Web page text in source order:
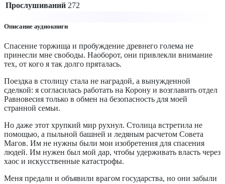
Прослушиваний 272
Описание аудиокниги
Спасение торжища и пробуждение древнего голема не
принесли мне свободы. Наоборот, они привлекли внимание
тех, от кого я так долго пряталась.
Поездка в столицу стала не наградой, а вынужденной
сделкой: я согласилась работать на Корону и возглавить отдел
Равновесия только в обмен на безопасность для моей
странной семьи.
Но даже этот хрупкий мир рухнул. Столица встретила не
помощью, а пыльной башней и ледяным расчетом Совета
Магов. Им не нужны были мои изобретения для спасения
людей. Им нужен был мой дар, чтобы удерживать власть через
хаос и искусственные катастрофы.
Меня предали и объявили врагом государства, но они забыли